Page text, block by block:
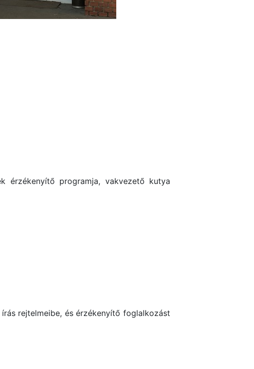
érzékenyítő programja, vakvezető kutya
rejtelmeibe, és érzékenyítő foglalkozást